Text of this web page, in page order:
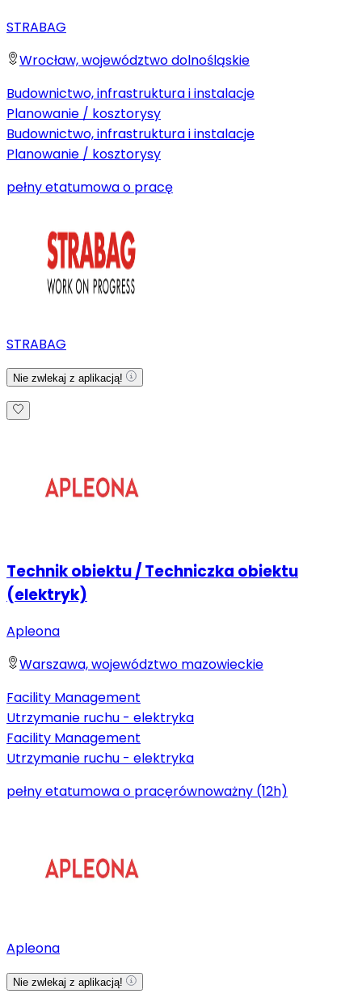
STRABAG
Wrocław, województwo dolnośląskie
Budownictwo, infrastruktura i instalacje
Planowanie / kosztorysy
Budownictwo, infrastruktura i instalacje
Planowanie / kosztorysy
pełny etatumowa o pracę
STRABAG
Nie zwlekaj z aplikacją!
Technik obiektu / Techniczka obiektu
(elektryk)
Apleona
Warszawa, województwo mazowieckie
Facility Management
Utrzymanie ruchu - elektryka
Facility Management
Utrzymanie ruchu - elektryka
pełny etatumowa o pracęrównoważny (12h)
Apleona
Nie zwlekaj z aplikacją!